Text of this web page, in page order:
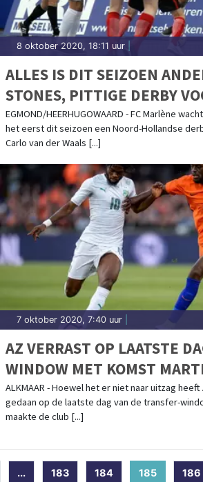
8 oktober 2020, 18:11 uur
ALLES IS DIT SEIZOEN
STONES, PITTIGE DERBY
MARLÈNE
EGMOND/HEERHUGOWAARD - FC Marlène
het eerst dit seizoen een Noord-Hollandse
Carlo van der Waals [...]
7 oktober 2020, 7:40 uur
AZ VERRAST OP LAATSTE
WINDOW MET KOMST
ALKMAAR - Hoewel het er niet naar uitzag
gedaan op de laatste dag van de transfer-
maakte de club [...]
... 183 184 185(current)
186